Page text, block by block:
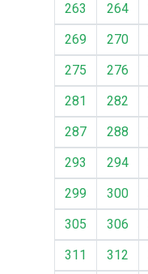
263
264
269
270
275
276
281
282
287
288
293
294
299
300
305
306
311
312